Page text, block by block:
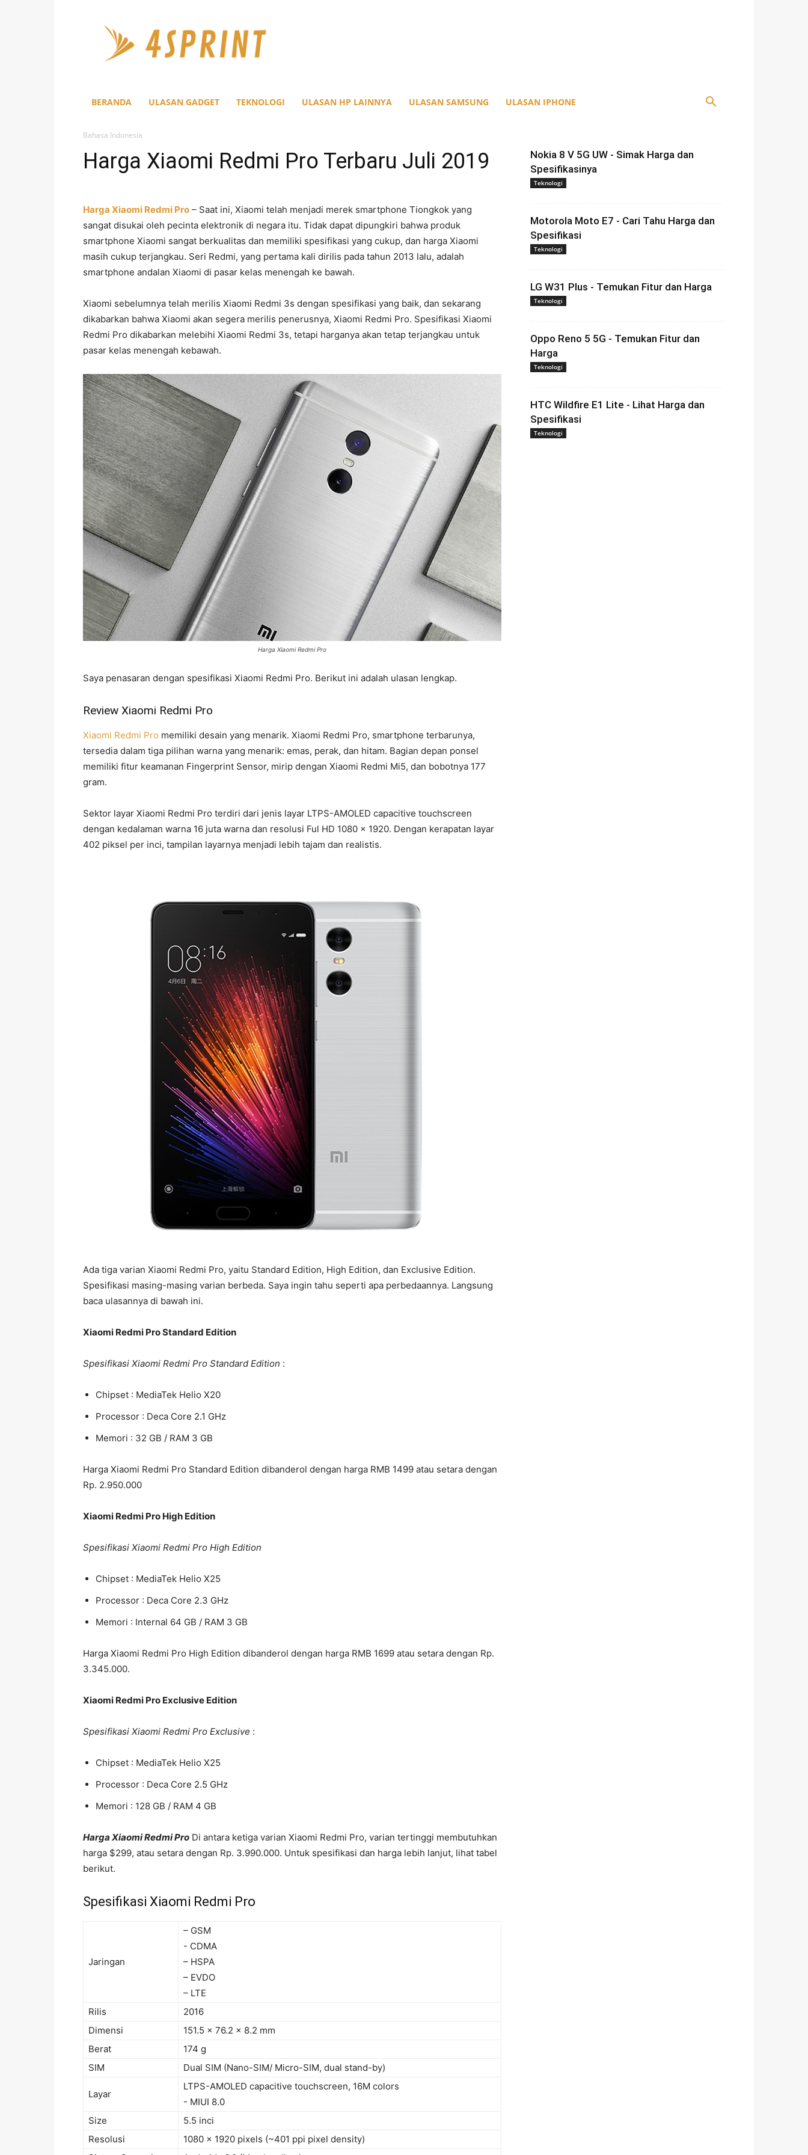
BERANDA ULASAN GADGET TEKNOLOGI ULASAN HP LAINNYA ULASAN SAMSUNG ULASAN IPHONE
Bahasa Indonesia
Harga Xiaomi Redmi Pro Terbaru Juli 2019
Harga Xiaomi Redmi Pro – Saat ini, Xiaomi telah menjadi merek smartphone Tiongkok yang
sangat disukai oleh pecinta elektronik di negara itu. Tidak dapat dipungkiri bahwa produk
smartphone Xiaomi sangat berkualitas dan memiliki spesifikasi yang cukup, dan harga Xiaomi
masih cukup terjangkau. Seri Redmi, yang pertama kali dirilis pada tahun 2013 lalu, adalah
smartphone andalan Xiaomi di pasar kelas menengah ke bawah.
Xiaomi sebelumnya telah merilis Xiaomi Redmi 3s dengan spesifikasi yang baik, dan sekarang
dikabarkan bahwa Xiaomi akan segera merilis penerusnya, Xiaomi Redmi Pro. Spesifikasi Xiaomi
Redmi Pro dikabarkan melebihi Xiaomi Redmi 3s, tetapi harganya akan tetap terjangkau untuk
pasar kelas menengah kebawah.
Harga Xiaomi Redmi Pro
Saya penasaran dengan spesifikasi Xiaomi Redmi Pro. Berikut ini adalah ulasan lengkap.
Review Xiaomi Redmi Pro
Xiaomi Redmi Pro memiliki desain yang menarik. Xiaomi Redmi Pro, smartphone terbarunya,
tersedia dalam tiga pilihan warna yang menarik: emas, perak, dan hitam. Bagian depan ponsel
memiliki fitur keamanan Fingerprint Sensor, mirip dengan Xiaomi Redmi Mi5, dan bobotnya 177
gram.
Sektor layar Xiaomi Redmi Pro terdiri dari jenis layar LTPS-AMOLED capacitive touchscreen
dengan kedalaman warna 16 juta warna dan resolusi Ful HD 1080 x 1920. Dengan kerapatan layar
402 piksel per inci, tampilan layarnya menjadi lebih tajam dan realistis.
Ada tiga varian Xiaomi Redmi Pro, yaitu Standard Edition, High Edition, dan Exclusive Edition.
Spesifikasi masing-masing varian berbeda. Saya ingin tahu seperti apa perbedaannya. Langsung
baca ulasannya di bawah ini.
Xiaomi Redmi Pro Standard Edition
Spesifikasi Xiaomi Redmi Pro Standard Edition :
Chipset : MediaTek Helio X20
Processor : Deca Core 2.1 GHz
Memori : 32 GB / RAM 3 GB
Harga Xiaomi Redmi Pro Standard Edition dibanderol dengan harga RMB 1499 atau setara dengan
Rp. 2.950.000
Xiaomi Redmi Pro High Edition
Spesifikasi Xiaomi Redmi Pro High Edition
Chipset : MediaTek Helio X25
Processor : Deca Core 2.3 GHz
Memori : Internal 64 GB / RAM 3 GB
Harga Xiaomi Redmi Pro High Edition dibanderol dengan harga RMB 1699 atau setara dengan Rp.
3.345.000.
Xiaomi Redmi Pro Exclusive Edition
Spesifikasi Xiaomi Redmi Pro Exclusive :
Chipset : MediaTek Helio X25
Processor : Deca Core 2.5 GHz
Memori : 128 GB / RAM 4 GB
Harga Xiaomi Redmi Pro Di antara ketiga varian Xiaomi Redmi Pro, varian tertinggi membutuhkan
harga $299, atau setara dengan Rp. 3.990.000. Untuk spesifikasi dan harga lebih lanjut, lihat tabel
berikut.
Spesifikasi Xiaomi Redmi Pro
Jaringan
– GSM
- CDMA
– HSPA
– EVDO
– LTE
Rilis
2016
Dimensi
151.5 x 76.2 x 8.2 mm
Berat
174 g
SIM
Dual SIM (Nano-SIM/ Micro-SIM, dual stand-by)
Layar
LTPS-AMOLED capacitive touchscreen, 16M colors
- MIUI 8.0
Size
5.5 inci
Resolusi
1080 x 1920 pixels (~401 ppi pixel density)
Nokia 8 V 5G UW - Simak Harga dan
Spesifikasinya
Teknologi
Motorola Moto E7 - Cari Tahu Harga dan
Spesifikasi
Teknologi
LG W31 Plus - Temukan Fitur dan Harga
Teknologi
Oppo Reno 5 5G - Temukan Fitur dan
Harga
Teknologi
HTC Wildfire E1 Lite - Lihat Harga dan
Spesifikasi
Teknologi